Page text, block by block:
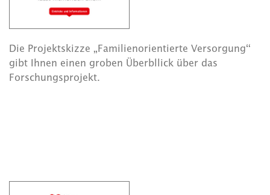
Die Projektskizze „Familienorientierte Versorgung“
gibt Ihnen einen groben Überbllick über das
Forschungsprojekt.